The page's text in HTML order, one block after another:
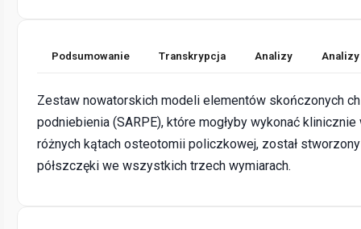
Podsumowanie Transkrypcja Analizy
Zestaw nowatorskich modeli elementów skończonych
podniebienia (SARPE), które mogłyby wykonać
różnych kątach osteotomii policzkowej, został
półszczęki we wszystkich trzech wymiarach.